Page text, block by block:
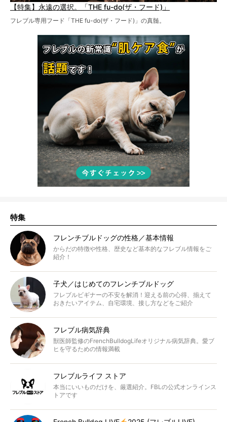
【特集】永遠の選択。「THE fu-do(ザ・フード)」
フレブル専用フード「THE fu-do(ザ・フード)」の真髄。
特集
フレンチブルドッグの性格／基本情報
からだの特徴や性格、歴史など基本的なフレブル情報をご
紹介！
子犬／はじめてのフレンチブルドッグ
フレブルビギナーの不安を解消！迎える前の心得、揃えて
おきたいアイテム、自宅環境、接し方などをご紹介
フレブル病気辞典
獣医師監修のFrenchBulldogLifeオリジナル病気辞典。愛ブ
ヒを守るための情報満載
フレブルライフ ストア
本当にいいものだけを、厳選紹介。FBLの公式オンラインス
トアです